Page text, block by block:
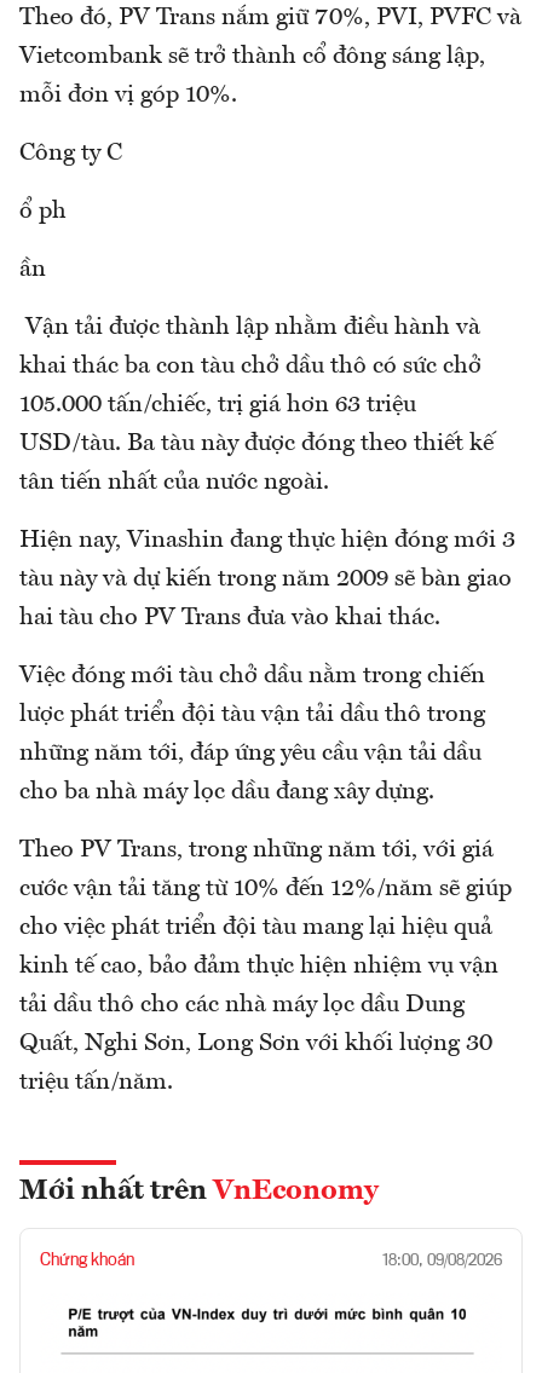
Theo đó, PV Trans nắm giữ 70%, PVI, PVFC và
Vietcombank sẽ trở thành cổ đông sáng lập,
mỗi đơn vị góp 10%.
Công ty C
ổ ph
ần
Vận tải được thành lập nhằm điều hành và
khai thác ba con tàu chở dầu thô có sức chở
105.000 tấn/chiếc, trị giá hơn 63 triệu
USD/tàu. Ba tàu này được đóng theo thiết kế
tân tiến nhất của nước ngoài.
Hiện nay, Vinashin đang thực hiện đóng mới 3
tàu này và dự kiến trong năm 2009 sẽ bàn giao
hai tàu cho PV Trans đưa vào khai thác.
Việc đóng mới tàu chở dầu nằm trong chiến
lược phát triển đội tàu vận tải dầu thô trong
những năm tới, đáp ứng yêu cầu vận tải dầu
cho ba nhà máy lọc dầu đang xây dựng.
Theo PV Trans, trong những năm tới, với giá
cước vận tải tăng từ 10% đến 12%/năm sẽ giúp
cho việc phát triển đội tàu mang lại hiệu quả
kinh tế cao, bảo đảm thực hiện nhiệm vụ vận
tải dầu thô cho các nhà máy lọc dầu Dung
Quất, Nghi Sơn, Long Sơn với khối lượng 30
triệu tấn/năm.
Mới nhất trên VnEconomy
Chứng khoán 18:00, 09/08/2026